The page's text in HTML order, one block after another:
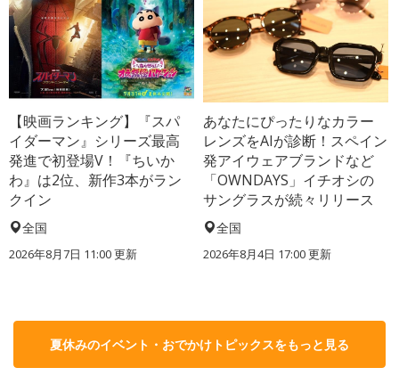
【映画ランキング】『スパ
イダーマン』シリーズ最高
発進で初登場V！『ちいか
わ』は2位、新作3本がラン
クイン
全国
2026年8月7日 11:00更新
あなたにぴったりなカラー
レンズをAIが診断！スペイン
発アイウェアブランドなど
「OWNDAYS」イチオシの
サングラスが続々リリース
全国
2026年8月4日 17:00更新
夏休みのイベント・おでかけトピックスをもっと見る